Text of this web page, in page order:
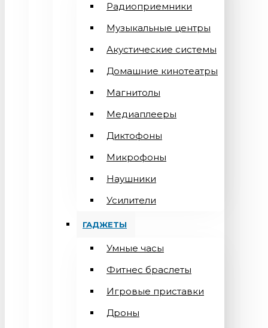
Радиоприемники
Музыкальные центры
Акустические системы
Домашние кинотеатры
Магнитолы
Медиаплееры
Диктофоны
Микрофоны
Наушники
Усилители
ГАДЖЕТЫ
Умные часы
Фитнес браслеты
Игровые приставки
Дроны